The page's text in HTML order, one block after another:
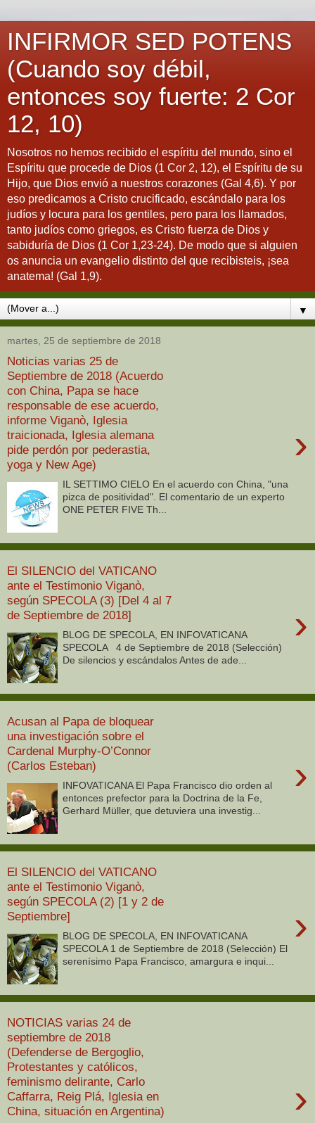
INFIRMOR SED POTENS
(Cuando soy débil,
entonces soy fuerte: 2 Cor
12, 10)
Nosotros no hemos recibido el espíritu del mundo, sino el
Espíritu que procede de Dios (1 Cor 2, 12), el Espíritu de su
Hijo, que Dios envió a nuestros corazones (Gal 4,6). Y por
eso predicamos a Cristo crucificado, escándalo para los
judíos y locura para los gentiles, pero para los llamados,
tanto judíos como griegos, es Cristo fuerza de Dios y
sabiduría de Dios (1 Cor 1,23-24). De modo que si alguien
os anuncia un evangelio distinto del que recibisteis, ¡sea
anatema! (Gal 1,9).
▼
martes, 25 de septiembre de 2018
Noticias varias 25 de
Septiembre de 2018 (Acuerdo
con China, Papa se hace
responsable de ese acuerdo,
informe Viganò, Iglesia
traicionada, Iglesia alemana
pide perdón por pederastia,
yoga y New Age)
›
IL SETTIMO CIELO En el acuerdo con China, "una
pizca de positividad". El comentario de un experto
ONE PETER FIVE Th...
El SILENCIO del VATICANO
ante el Testimonio Viganò,
según SPECOLA (3) [Del 4 al 7
de Septiembre de 2018]
›
BLOG DE SPECOLA, EN INFOVATICANA
SPECOLA 4 de Septiembre de 2018 (Selección)
De silencios y escándalos Antes de ade...
Acusan al Papa de bloquear
una investigación sobre el
Cardenal Murphy-O’Connor
(Carlos Esteban)
›
INFOVATICANA El Papa Francisco dio orden al
entonces prefector para la Doctrina de la Fe,
Gerhard Müller, que detuviera una investig...
El SILENCIO del VATICANO
ante el Testimonio Viganò,
según SPECOLA (2) [1 y 2 de
Septiembre]
›
BLOG DE SPECOLA, EN INFOVATICANA
SPECOLA 1 de Septiembre de 2018 (Selección) El
serenísimo Papa Francisco, amargura e inqui...
NOTICIAS varias 24 de
septiembre de 2018
(Defenderse de Bergoglio,
Protestantes y católicos,
feminismo delirante, Carlo
Caffarra, Reig Plá, Iglesia en
China, situación en Argentina)
›